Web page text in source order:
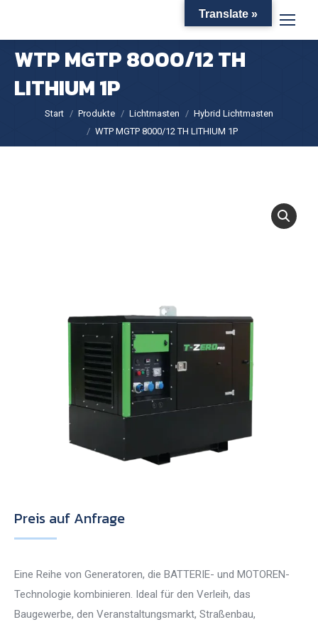
WTP MGTP 8000/12 TH
LITHIUM 1P
Sie befinden sich hier:
Start Produkte Lichtmasten
Hybrid Lichtmasten
WTP MGTP 8000/12 TH LITHIUM 1P
Preis auf Anfrage
Eine Reihe von Generatoren, die BATTERIE- und MOTOREN-
Technologie kombinieren. Ideal für den Verleih, das
Baugewerbe, den Veranstaltungsmarkt, Straßenbau,
Translate »